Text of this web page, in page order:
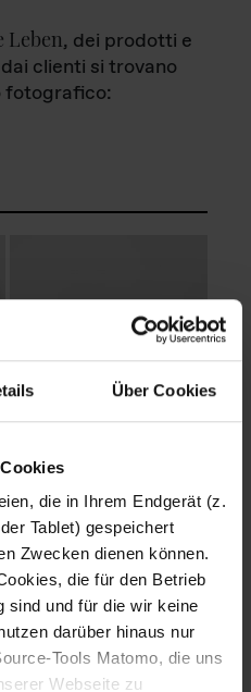
Über Cookies
die in Ihrem Endgerät (z.
Tablet) gespeichert
Zwecken dienen können.
die für den Betrieb
sind und für die wir keine
darüber hinaus nur
Tools Matomo, die uns
Webseite zu
Leben, dei prodotti e
clienti si trovano
fotografico:
Fotografo: Lorenz
Sternbach
Download